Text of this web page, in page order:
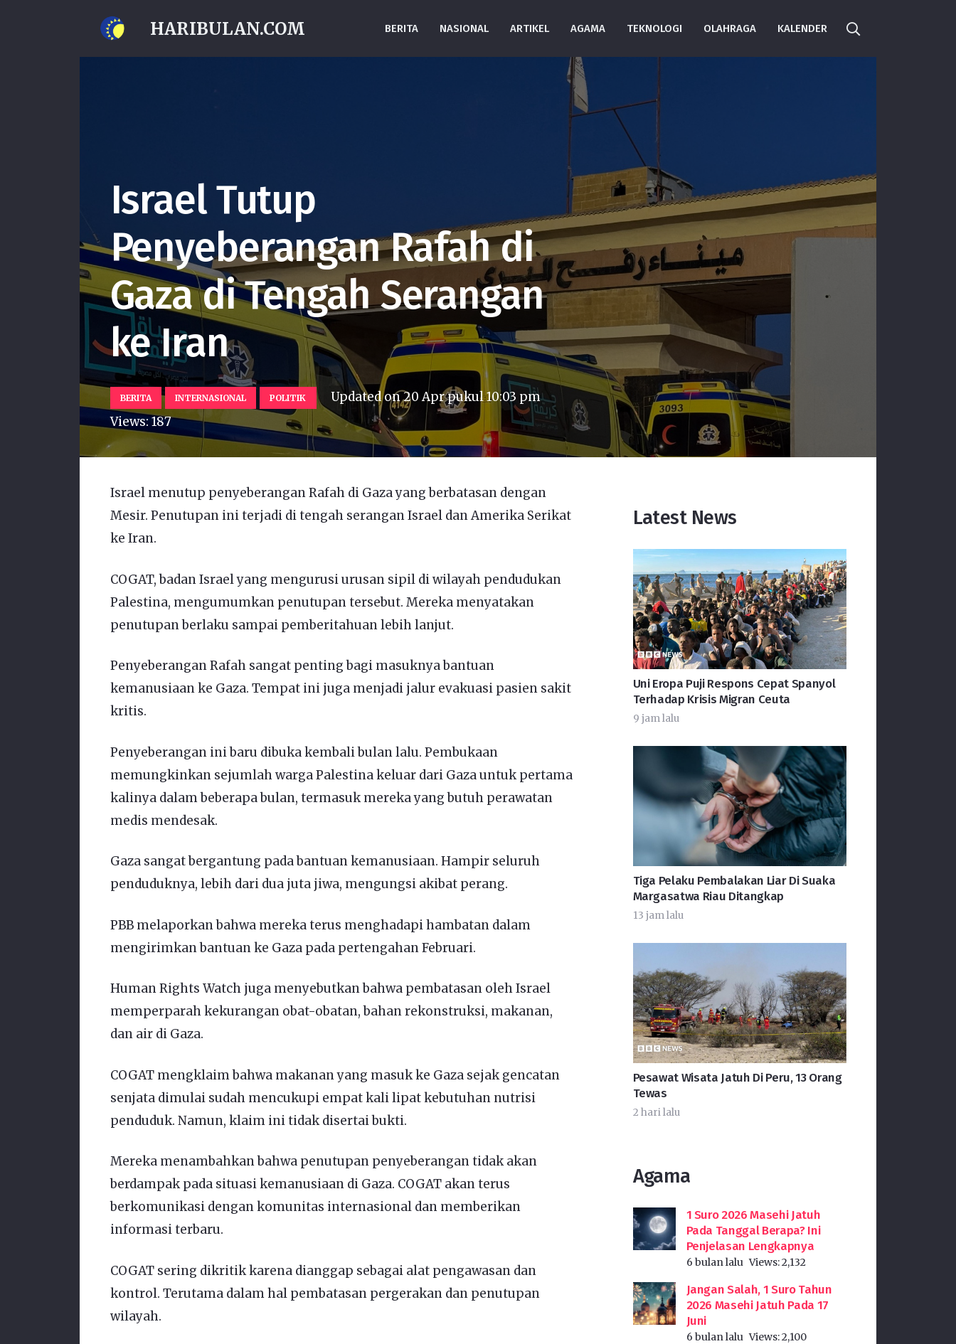
HARIBULAN.COM BERITA NASIONAL ARTIKEL AGAMA TEKNOLOGI OLAHRAGA KALENDER
Israel Tutup
Penyeberangan Rafah di
Gaza di Tengah Serangan
ke Iran
BERITA INTERNASIONAL POLITIK Updated on20 Apr pukul 10:03 pm
Views: 187
Israel menutup penyeberangan Rafah di Gaza yang berbatasan dengan
Mesir. Penutupan ini terjadi di tengah serangan Israel dan Amerika Serikat
ke Iran.
COGAT, badan Israel yang mengurusi urusan sipil di wilayah pendudukan
Palestina, mengumumkan penutupan tersebut. Mereka menyatakan
penutupan berlaku sampai pemberitahuan lebih lanjut.
Penyeberangan Rafah sangat penting bagi masuknya bantuan
kemanusiaan ke Gaza. Tempat ini juga menjadi jalur evakuasi pasien sakit
kritis.
Penyeberangan ini baru dibuka kembali bulan lalu. Pembukaan
memungkinkan sejumlah warga Palestina keluar dari Gaza untuk pertama
kalinya dalam beberapa bulan, termasuk mereka yang butuh perawatan
medis mendesak.
Gaza sangat bergantung pada bantuan kemanusiaan. Hampir seluruh
penduduknya, lebih dari dua juta jiwa, mengungsi akibat perang.
PBB melaporkan bahwa mereka terus menghadapi hambatan dalam
mengirimkan bantuan ke Gaza pada pertengahan Februari.
Human Rights Watch juga menyebutkan bahwa pembatasan oleh Israel
memperparah kekurangan obat-obatan, bahan rekonstruksi, makanan,
dan air di Gaza.
COGAT mengklaim bahwa makanan yang masuk ke Gaza sejak gencatan
senjata dimulai sudah mencukupi empat kali lipat kebutuhan nutrisi
penduduk. Namun, klaim ini tidak disertai bukti.
Mereka menambahkan bahwa penutupan penyeberangan tidak akan
berdampak pada situasi kemanusiaan di Gaza. COGAT akan terus
berkomunikasi dengan komunitas internasional dan memberikan
informasi terbaru.
COGAT sering dikritik karena dianggap sebagai alat pengawasan dan
kontrol. Terutama dalam hal pembatasan pergerakan dan penutupan
wilayah.
Latest News
Uni Eropa Puji Respons Cepat Spanyol
Terhadap Krisis Migran Ceuta
9 jam lalu
Tiga Pelaku Pembalakan Liar Di Suaka
Margasatwa Riau Ditangkap
13 jam lalu
Pesawat Wisata Jatuh Di Peru, 13 Orang
Tewas
2 hari lalu
Agama
1 Suro 2026 Masehi Jatuh
Pada Tanggal Berapa? Ini
Penjelasan Lengkapnya
6 bulan lalu Views:2,132
Jangan Salah, 1 Suro Tahun
2026 Masehi Jatuh Pada 17
Juni
6 bulan lalu Views:2,100